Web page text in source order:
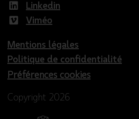
Linkedin
Viméo
Mentions légales
Politique de confidentialité
Préférences cookies
Copyright 2026